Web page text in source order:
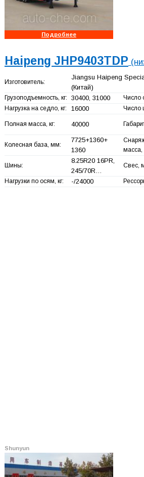
Подробнее
Haipeng JHP9403TDP
Изготовитель:
Jiangsu Haipeng
(Китай)
Грузоподъемность, кг: 30400, 31000 Число
Нагрузка на седло, кг: 16000 Число
Полная масса, кг: 40000
Колесная база, мм:
7725+1360+
1360
масса,
Шины:
8.25R20 16PR,
245/70R…
Свес,
Нагрузки по осям, кг: -/24000
Shunyun